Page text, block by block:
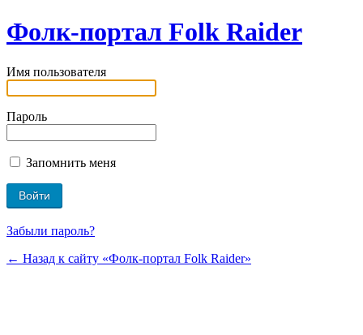
Фолк-портал Folk Raider
Имя пользователя
Пароль
Запомнить меня
Забыли пароль?
← Назад к сайту «Фолк-портал Folk Raider»